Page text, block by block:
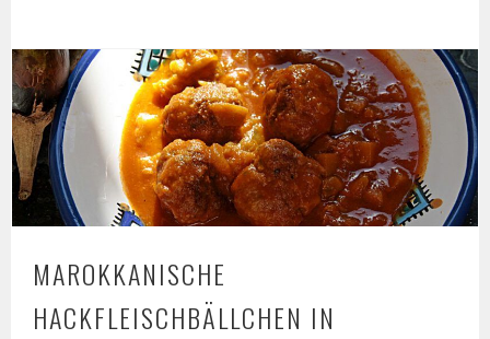
dem
Ofen
MAROKKANISCHE
HACKFLEISCHBÄLLCHEN IN